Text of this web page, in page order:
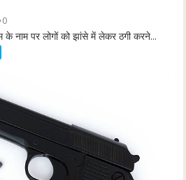
0
नाम पर लोगों को झांसे में लेकर ठगी करने...